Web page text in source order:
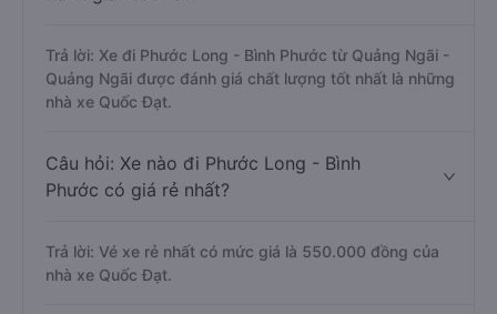
Trả lời: Xe đi Phước Long - Bình Phước từ Quảng Ngãi -
Quảng Ngãi được đánh giá chất lượng tốt nhất là những
nhà xe Quốc Đạt.
Câu hỏi: Xe nào đi Phước Long - Bình
Phước có giá rẻ nhất?
Trả lời: Vé xe rẻ nhất có mức giá là 550.000 đồng của
nhà xe Quốc Đạt.